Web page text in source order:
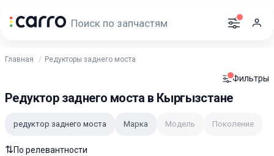
Главная Редукторы заднего моста
Фильтры
Редуктор заднего моста в Кыргызстане
редуктор заднего моста Марка Модель Поколение
⇅По релевантности